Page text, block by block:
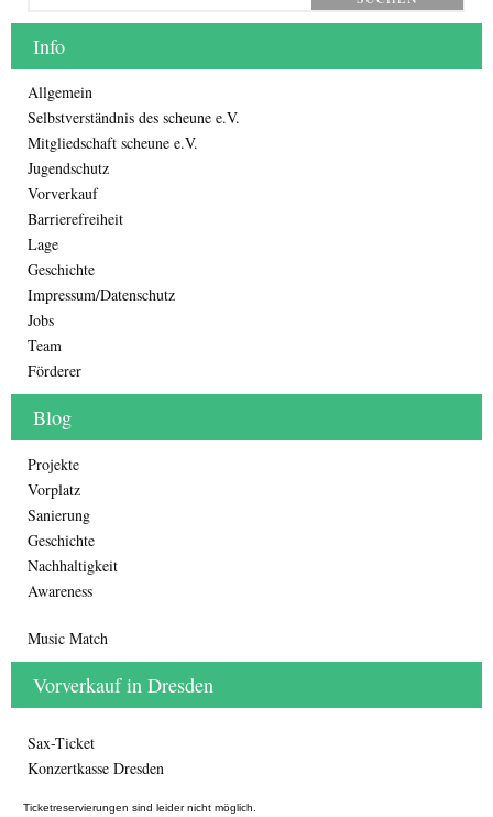
Info
Allgemein
Selbstverständnis des scheune e.V.
Mitgliedschaft scheune e.V.
Jugendschutz
Vorverkauf
Barrierefreiheit
Lage
Geschichte
Impressum/Datenschutz
Jobs
Team
Förderer
Blog
Projekte
Vorplatz
Sanierung
Geschichte
Nachhaltigkeit
Awareness
Music Match
Vorverkauf in Dresden
Sax-Ticket
Konzertkasse Dresden
Ticketreservierungen sind leider nicht möglich.